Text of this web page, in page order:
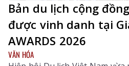
Bản du lịch cộng
được vinh danh tại
AWARDS 2026
VĂN HÓA